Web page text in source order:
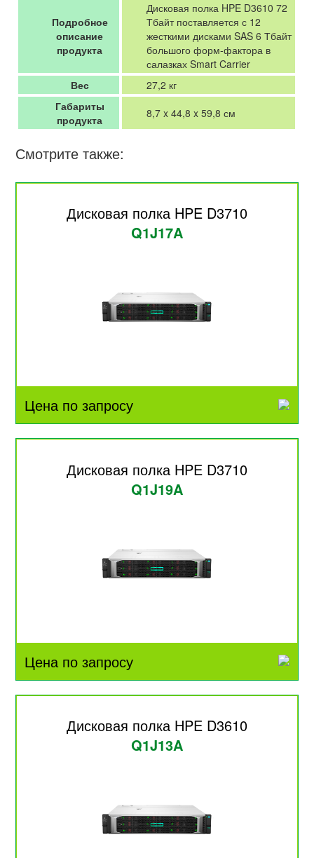
Подробное
описание
продукта
Дисковая полка HPE D3610 72
Тбайт поставляется с 12
жесткими дисками SAS 6 Тбайт
большого форм-фактора в
салазках Smart Carrier
Вес
27,2 кг
Габариты
продукта
8,7 x 44,8 x 59,8 см
Смотрите также:
Дисковая полка HPE D3710
Q1J17A
Цена по запросу
Дисковая полка HPE D3710
Q1J19A
Цена по запросу
Дисковая полка HPE D3610
Q1J13A